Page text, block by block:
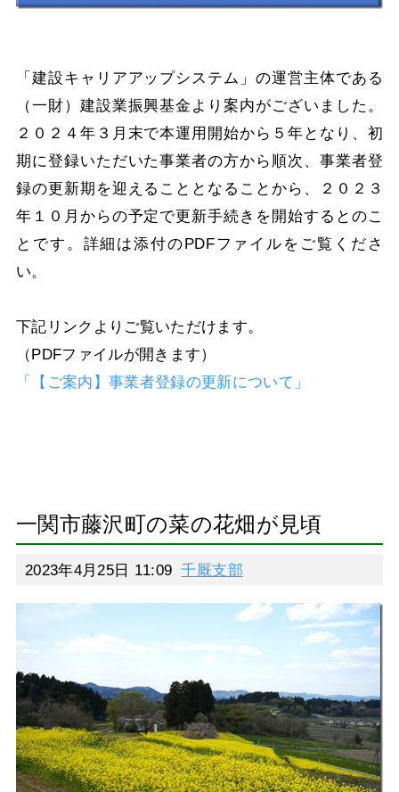
「建設キャリアアップシステム」の運営主体である
（一財）建設業振興基金より案内がございました。
２０２４年３月末で本運用開始から５年となり、初
期に登録いただいた事業者の方から順次、事業者登
録の更新期を迎えることとなることから、２０２３
年１０月からの予定で更新手続きを開始するとのこ
とです。詳細は添付のPDFファイルをご覧くださ
い。
下記リンクよりご覧いただけます。
（PDFファイルが開きます）
「【ご案内】事業者登録の更新について」
一関市藤沢町の菜の花畑が見頃
2023年4月25日 11:09 千厩支部